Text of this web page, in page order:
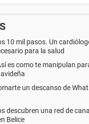
10 mil pasos. Un
para la salud
es como te manipulan
un descanso de
descubren una red de
Belice